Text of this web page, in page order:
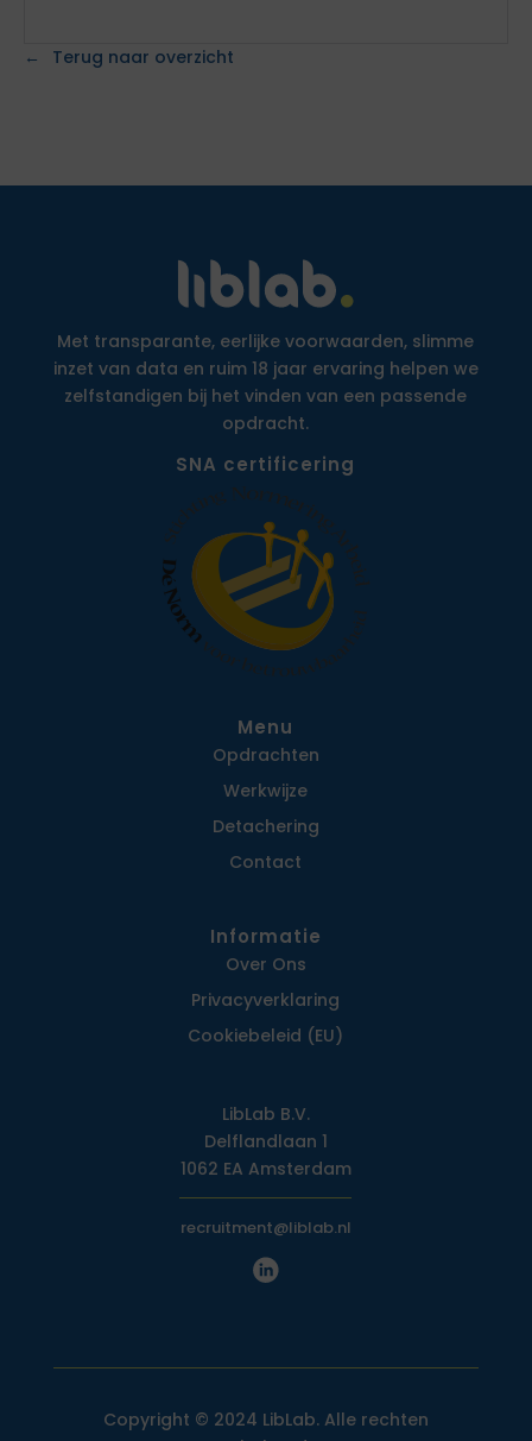
Terug naar overzicht
Met transparante, eerlijke voorwaarden, slimme
inzet van data en ruim 18 jaar ervaring helpen we
zelfstandigen bij het vinden van een passende
opdracht.
SNA certificering
Menu
Opdrachten
Werkwijze
Detachering
Contact
Informatie
Over Ons
Privacy­verklaring
Cookiebeleid (EU)
LibLab B.V.
Delflandlaan 1
1062 EA Amsterdam
recruitment@liblab.nl
Copyright © 2024 LibLab. Alle rechten